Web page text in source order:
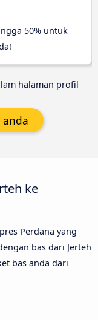
50% untuk
halaman profil
anda
ke
Perdana yang
bas dari Jerteh
bas anda dari